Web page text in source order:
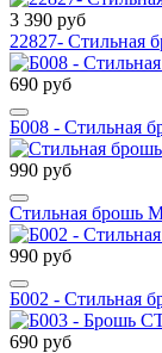
3 390 руб
22827- Стильная
690 руб
Б008 - Стильная
990 руб
Стильная брошь
990 руб
Б002 -
690 руб